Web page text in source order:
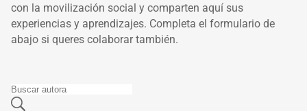
con la movilización social y comparten aquí sus
experiencias y aprendizajes. Completa el formulario de
abajo si queres colaborar también.